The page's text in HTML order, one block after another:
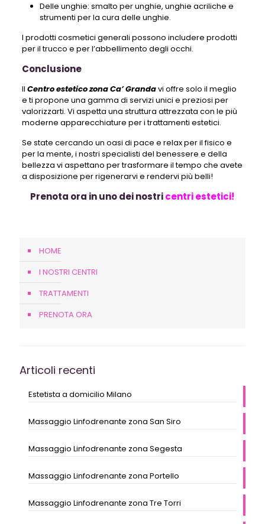
Delle unghie: smalto per unghie, unghie acriliche e
strumenti per la cura delle unghie.
I prodotti cosmetici generali possono includere prodotti
per il trucco e per l’abbellimento degli occhi.
Conclusione
Il Centro estetico zona Ca’ Grandavi offre solo il meglio
e ti propone una gamma di servizi unici e preziosi per
valorizzarti. Vi aspetta una struttura attrezzata con le più
moderne apparecchiature per i trattamenti estetici.
Se state cercando un oasi di pace e relax per il fisico e
per la mente, i nostri specialisti del benessere e della
bellezza vi aspettano per trasformare il tempo che avete
a disposizione per rigenerarvi e rendervi più belli!
Prenota ora in uno dei nostricentri estetici!
HOME
I NOSTRI CENTRI
TRATTAMENTI
PRENOTA ORA
Articoli recenti
Estetista a domicilio Milano
Massaggio Linfodrenante zona San Siro
Massaggio Linfodrenante zona Segesta
Massaggio Linfodrenante zona Portello
Massaggio Linfodrenante zona Tre Torri